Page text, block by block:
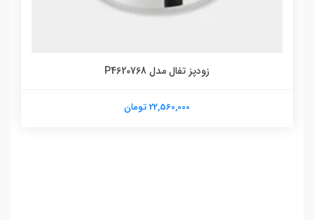
زودپز تفال مدل P4620768
22,560,000 تومان